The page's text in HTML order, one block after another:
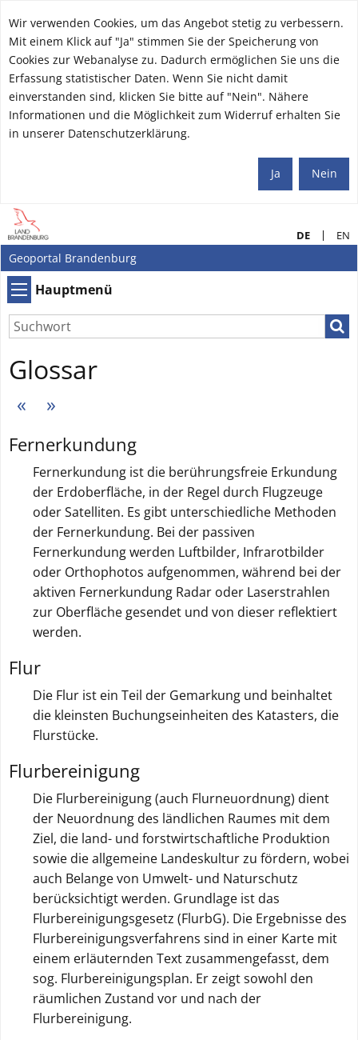
Wir verwenden Cookies, um das Angebot stetig zu verbessern.
Mit einem Klick auf "Ja" stimmen Sie der Speicherung von
Cookies zur Webanalyse zu. Dadurch ermöglichen Sie uns die
Erfassung statistischer Daten. Wenn Sie nicht damit
einverstanden sind, klicken Sie bitte auf "Nein". Nähere
Informationen und die Möglichkeit zum Widerruf erhalten Sie
in unserer Datenschutzerklärung.
Nein
Ja
DE EN
Geoportal Brandenburg
Hauptmenü
Hauptmenü
Glossar
r
h
n
d
S
N
c
h
s
t
e
S
e
i
t
e
Fernerkundung
Fernerkundung ist die berührungsfreie Erkundung
der Erdoberfläche, in der Regel durch Flugzeuge
oder Satelliten. Es gibt unterschiedliche Methoden
der Fernerkundung. Bei der passiven
Fernerkundung werden Luftbilder, Infrarotbilder
oder Orthophotos aufgenommen, während bei der
aktiven Fernerkundung Radar oder Laserstrahlen
zur Oberfläche gesendet und von dieser reflektiert
werden.
Flur
Die Flur ist ein Teil der Gemarkung und beinhaltet
die kleinsten Buchungseinheiten des Katasters, die
Flurstücke.
Flurbereinigung
Die Flurbereinigung (auch Flurneuordnung) dient
der Neuordnung des ländlichen Raumes mit dem
Ziel, die land- und forstwirtschaftliche Produktion
sowie die allgemeine Landeskultur zu fördern, wobei
auch Belange von Umwelt- und Naturschutz
berücksichtigt werden. Grundlage ist das
Flurbereinigungsgesetz (FlurbG). Die Ergebnisse des
Flurbereinigungsverfahrens sind in einer Karte mit
einem erläuternden Text zusammengefasst, dem
sog. Flurbereinigungsplan. Er zeigt sowohl den
räumlichen Zustand vor und nach der
Flurbereinigung.